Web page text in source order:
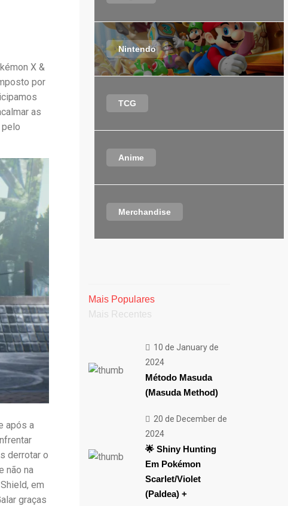
X &
por
as
após a
derrotar o
não na
em
graças
Nintendo
TCG
Anime
Merchandise
Mais Populares
Mais Recentes
10 de January de
2024
Método Masuda
(Masuda Method)
20 de December de
2024
🌟 Shiny Hunting
Em Pokémon
Scarlet/Violet
(Paldea) +